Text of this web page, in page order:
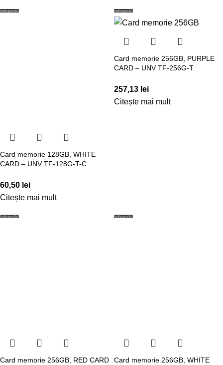
Indisponibil
Card memorie 128GB, WHITE
CARD – UNV TF-128G-T-C
60,50 lei
Citește mai mult
Indisponibil
Card memorie 256GB, PURPLE
CARD – UNV TF-256G-T
257,13 lei
Citește mai mult
Indisponibil
Card memorie 256GB, RED CARD
Indisponibil
Card memorie 256GB, WHITE